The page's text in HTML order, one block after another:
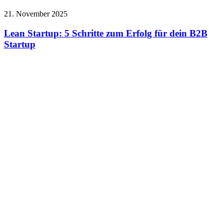
21. November 2025
Lean Startup: 5 Schritte zum Erfolg für dein B2B
Startup